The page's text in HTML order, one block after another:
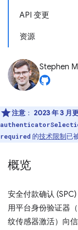
API 变更
资源
Stephen
注意 ： 2023 年 3 月
required 的技术限制已
概览
安全付款确认
用平台身份验证器
纹传感器激活）向